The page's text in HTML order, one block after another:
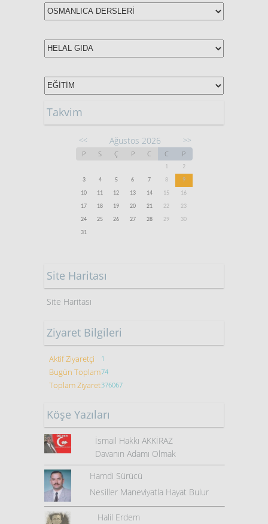
Takvim
<< Ağustos 2026 >>
P S Ç P C C P
1
2
3
4 5 6 7 8
9
10
11 12 13 14 15
16
17
18 19 20 21 22
23
24
25 26 27 28 29
30
31
Site Haritası
Site Haritası
Ziyaret Bilgileri
Aktif Ziyaretçi 1
Bugün Toplam74
Toplam Ziyaret376067
Köşe Yazıları
İsmail Hakkı AKKİRAZ
Davanın Adamı Olmak
Hamdi Sürücü
Nesiller Maneviyatla Hayat Bulur
Halil Erdem